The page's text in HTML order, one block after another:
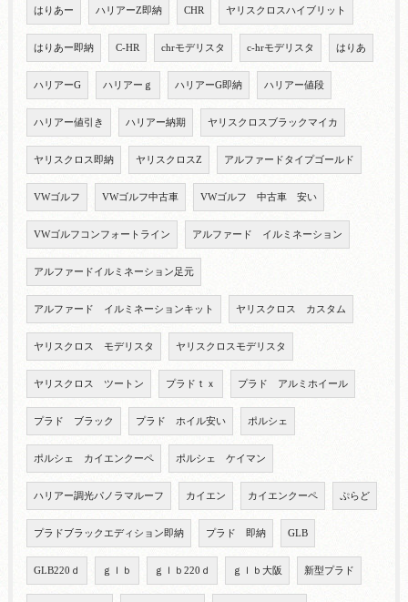
はりあー ハリアーZ即納 CHR ヤリスクロスハイブリット
はりあー即納 C-HR chrモデリスタ c-hrモデリスタ はりあ
ハリアーG ハリアーｇ ハリアーG即納 ハリアー値段
ハリアー値引き ハリアー納期 ヤリスクロスブラックマイカ
ヤリスクロス即納 ヤリスクロスZ アルファードタイプゴールド
VWゴルフ VWゴルフ中古車 VWゴルフ 中古車 安い
VWゴルフコンフォートライン アルファード イルミネーション
アルファードイルミネーション足元
アルファード イルミネーションキット ヤリスクロス カスタム
ヤリスクロス モデリスタ ヤリスクロスモデリスタ
ヤリスクロス ツートン プラドｔｘ プラド アルミホイール
プラド ブラック プラド ホイル安い ポルシェ
ポルシェ カイエンクーペ ポルシェ ケイマン
ハリアー調光パノラマルーフ カイエン カイエンクーペ ぷらど
プラドブラックエディション即納 プラド 即納 GLB
GLB220ｄ ｇｌｂ ｇｌｂ220ｄ ｇｌｂ大阪 新型プラド